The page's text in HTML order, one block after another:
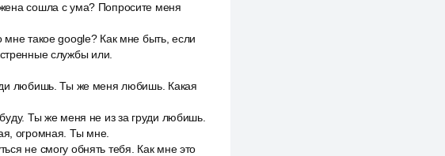
сошла с ума? Попросите меня
такое google? Как мне быть, если
службы или.
любишь. Ты же меня любишь. Какая
Ты же меня не из за груди любишь.
огромная. Ты мне.
не смогу обнять тебя. Как мне это